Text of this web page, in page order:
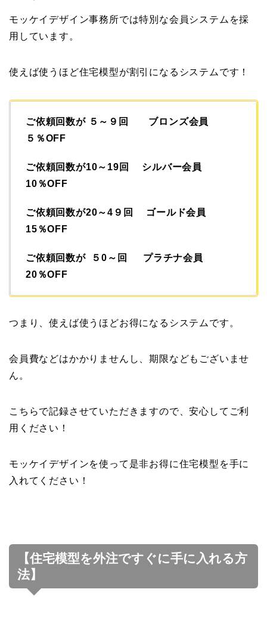
モッケイデザイン事務所では特別な会員システムを採
用しています。
使えば使うほど住宅模型が割引になるシステムです！
ご依頼回数が ５～９回 ブロンズ会員
５％OFF
ご依頼回数が10～19回 シルバー会員
10％OFF
ご依頼回数が20～4９回 ゴールド会員
15％OFF
ご依頼回数が ５0～回 プラチナ会員
20％OFF
つまり、使えば使うほどお得になるシステムです。
会員費などはかかりませんし、期限などもございませ
ん。
こちらで記録させていただきますので、安心してご利
用ください！
モッケイデザインを使って是非お得に住宅模型を手に
入れてください！
【住宅模型を外注ですぐに手に入れる方
法】